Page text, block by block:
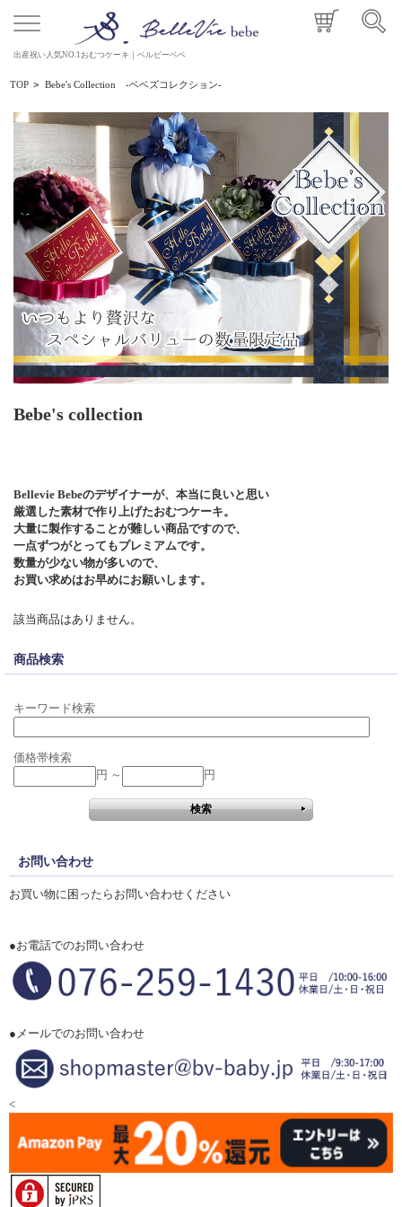
出産祝い人気NO.1おむつケーキ｜ベルビーベベ
TOP > Bebe's Collection -ベベズコレクション-
Bebe's collection
Bellevie Bebeのデザイナーが、本当に良いと思い
厳選した素材で作り上げたおむつケーキ。
大量に製作することが難しい商品ですので、
一点ずつがとってもプレミアムです。
数量が少ない物が多いので、
お買い求めはお早めにお願いします。
該当商品はありません。
商品検索
キーワード検索
価格帯検索
円 ～
円
お問い合わせ
お買い物に困ったらお問い合わせください
●お電話でのお問い合わせ
●メールでのお問い合わせ
<